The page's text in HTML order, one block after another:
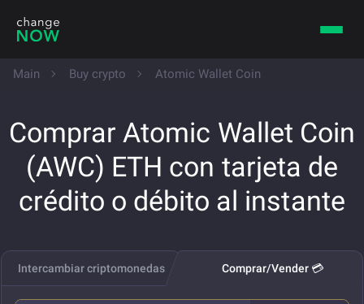
Main Buy crypto Atomic Wallet Coin
Comprar Atomic Wallet Coin
(AWC) ETH con tarjeta de
crédito o débito al instante
Intercambiar criptomonedas Comprar/Vender 💳